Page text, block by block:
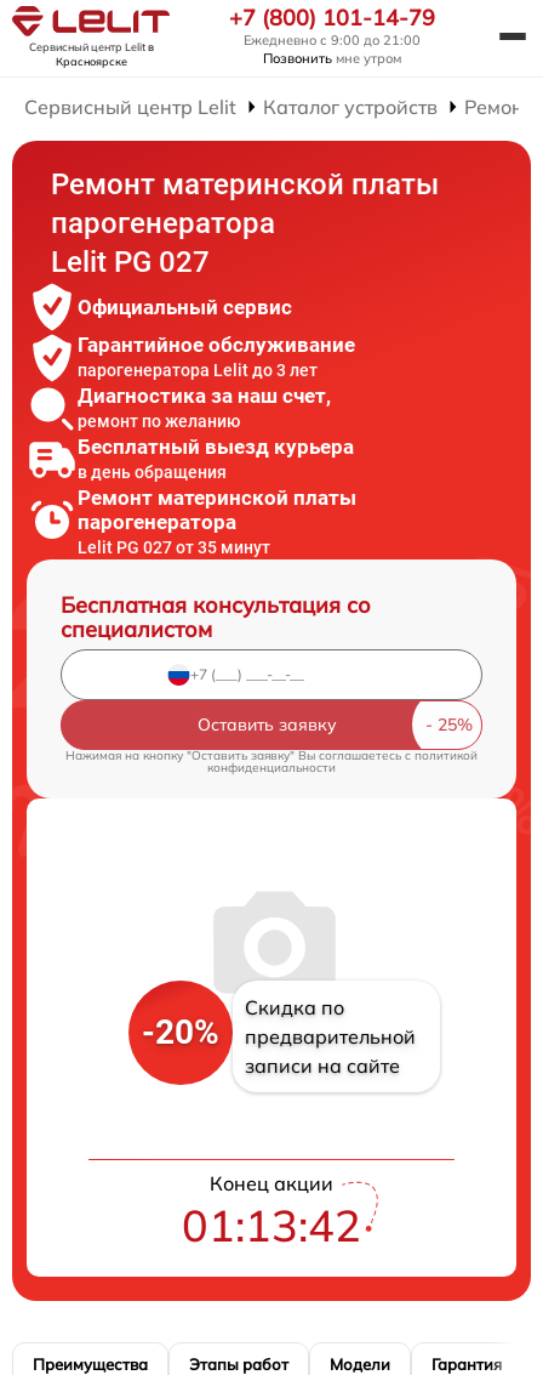
Сервисный центр Lelitв
Красноярске
+7 (800) 101-14-79
Ежедневно с 9:00 до 21:00
Позвонить мне утром
Сервисный центр Lelit Каталог устройств Ремонт
Ремонт материнской платы
парогенератора
Lelit PG 027
Официальный сервис
Гарантийное обслуживание
парогенератора Lelit до 3 лет
Диагностика за наш счет,
ремонт по желанию
Бесплатный выезд курьера
в день обращения
Ремонт материнской платы
парогенератора
Lelit PG 027 от 35 минут
Бесплатная консультация со
специалистом
Оставить заявку
Нажимая на кнопку "Оставить заявку" Вы соглашаетесь cполитикой
конфиденциальности
-20%
Скидка по
предварительной
записи на сайте
Конец акции
01:13:41
Преимущества Этапы работ Модели Гарантия